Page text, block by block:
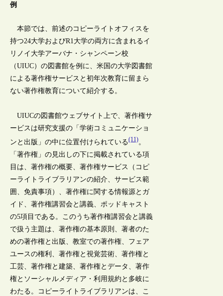
例
本節では、前述のコピーライトオフィスを
持つ24大学およびR1大学の両方に含まれるイ
リノイ大学アーバナ・シャンペーン校
（UIUC）の図書館を例に、米国の大学図書館
による著作権サービスと初年次教育に留まら
ない著作権教育について紹介する。
UIUCの図書館ウェブサイト上で、著作権サ
ービスは研究支援の「学術コミュニケーショ
ンと出版」の中に位置付けられている(11)。
「著作権」の見出しの下に掲載されている項
目は、著作権の概要、著作権サービス（コピ
ーライトライブラリアンの紹介、サービス範
囲、免責事項）、著作権に関する情報源とガ
イド、著作権講習会と講義、ポッドキャスト
の5項目である。このうち著作権講習会と講義
で扱う主題は、著作権の基本原則、著者のた
めの著作権と出版、教室での著作権、フェア
ユースの権利、著作権と視覚芸術、著作権と
工芸、著作権と建築、著作権とデータ、著作
権とソーシャルメディア・利用規約と多岐に
わたる。コピーライトライブラリアンは、こ